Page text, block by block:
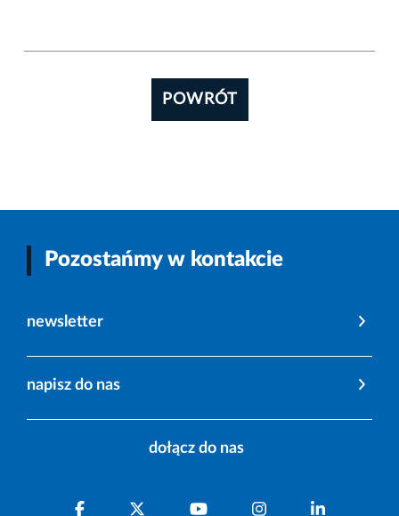
POWRÓT
Pozostańmy w kontakcie
newsletter
napisz do nas
dołącz do nas